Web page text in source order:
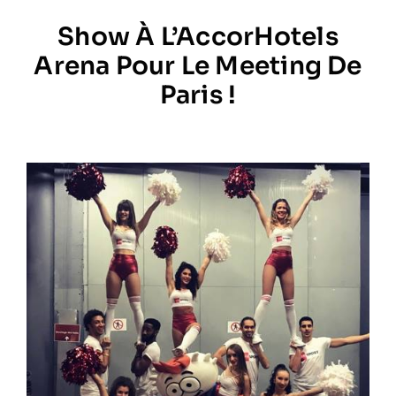
Prestations
Galerie
Formation
Contact
Show À L’AccorHotels
Arena Pour Le Meeting De
Paris !